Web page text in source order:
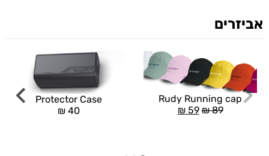
אביזרים
Rudy Running cap
₪89
₪59
Protector Case
₪ 40